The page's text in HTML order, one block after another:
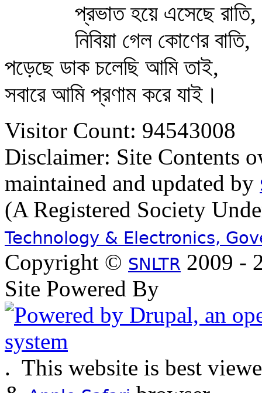
প্রভাত হয়ে এসেছে রাতি,
নিবিয়া গেল কোণের বাতি,
পড়েছে ডাক চলেছি আমি তাই,
সবারে আমি প্রণাম করে যাই।
Visitor Count: 94543008
Disclaimer: Site Contents
maintained and updated by
(A Registered Society
Technology & Electronics,
Copyright © SNLTR 2009 -
Site Powered By
. This website is best